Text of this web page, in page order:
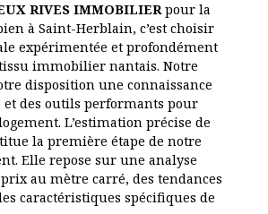
d’une 4ème chambre. Le
de 651m2 paysagé avec
et puit. Vous disposerez
garage indépendant
bureau de 15m2 (possibilité
et d'un abris sous la maison de
de rentrer une voiture base ,
sur la parcelle. A visiter
vitrage récent, volets motorisés ,
, toiture en très bon état.
commerces , transports et
RIVES IMMOBILIERpour la
à Saint-Herblain, c’est choisir
expérimentée et profondément
immobilier nantais. Notre
disposition une connaissance
des outils performants pour
L’estimation précise de
la première étape de notre
Elle repose sur une analyse
au mètre carré, des tendances
caractéristiques spécifiques de